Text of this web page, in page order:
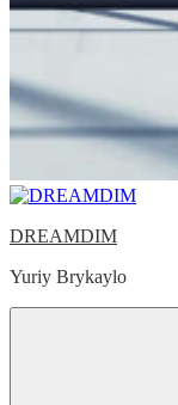
DREAMDIM
Yuriy Brykaylo